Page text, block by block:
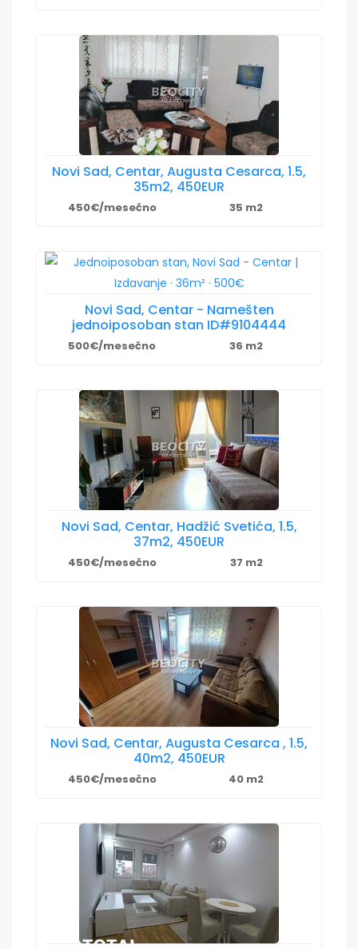
Novi Sad, Centar, Augusta Cesarca, 1.5,
35m2, 450EUR
450€/mesečno 35 m2
Novi Sad, Centar - Namešten
jednoiposoban stan ID#9104444
500€/mesečno 36 m2
Novi Sad, Centar, Hadžić Svetića, 1.5,
37m2, 450EUR
450€/mesečno 37 m2
Novi Sad, Centar, Augusta Cesarca , 1.5,
40m2, 450EUR
450€/mesečno 40 m2